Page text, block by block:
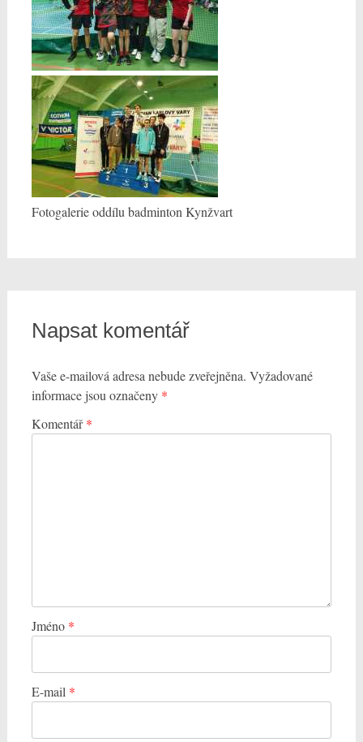
Fotogalerie oddílu badminton Kynžvart
Napsat komentář
Vaše e-mailová adresa nebude zveřejněna. Vyžadované
informace jsou označeny *
Komentář*
Jméno *
E-mail *